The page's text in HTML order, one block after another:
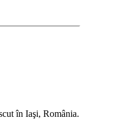
în Iaşi, România.